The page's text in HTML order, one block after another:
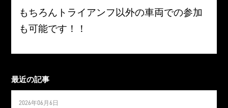
もちろんトライアンフ以外の車両での参加
も可能です！！
最近の記事
2026年06月6日